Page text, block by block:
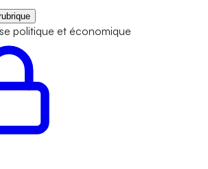
politique et économique